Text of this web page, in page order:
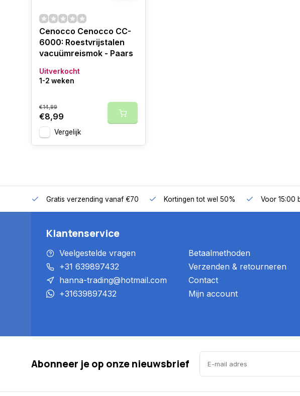
Cenocco Cenocco CC-
6000: Roestvrijstalen
vacuümreismok - Paars
Uitverkocht
1-2 weken
€14,99
€8,99
Vergelijk
Gratis verzending vanaf €70 Kortingen tot wel 50% Voor 15:00
Klantenservice
Veelgestelde vragen
+31 639897432
hanna-trading@hotmail.com
+31639897432
Betaalmethoden
Verzenden & retourneren
Contact
Mijn account
Abonneer je op onze nieuwsbrief